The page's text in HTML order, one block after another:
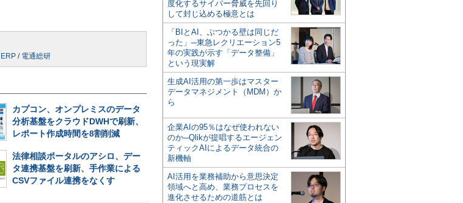
ERP / 電通総研
カプコン、オンプレミスのデータ
分析基盤をクラウドDWHで刷新、
レポート作成時間を8割削減
法律相談ポータルのアシロ、デー
タ連携基盤を刷新、手作業による
CSVファイル連携をなくす
度化するサイバー脅威を先回り
して封じ込める極意とは
「BIとAI、ぶつかる壁は同じだ
った」─東急レクリエーション5
年の実践が示す「データ整備」
という現実解
生成AI活用の第一歩はマスター
データマネジメント（MDM）か
ら
企業AIの95％はなぜ使われない
のか─Qlikが提唱するエージェン
ティックAIによるデータ統合の
新機軸
AI活用を業務補助から意思決定
領域へと高め、業務プロセスを
進化させるための道筋とは